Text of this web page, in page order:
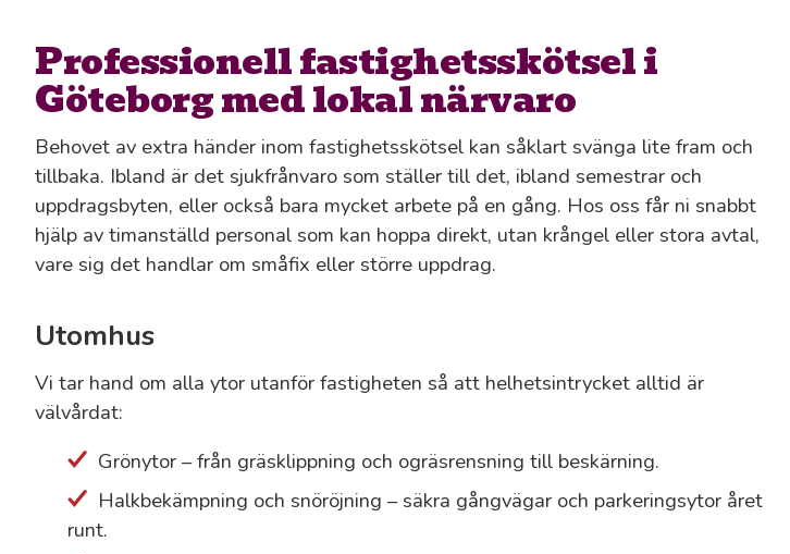
Professionell fastighetsskötsel i
Göteborg med lokal närvaro
Behovet av extra händer inom fastighetsskötsel kan såklart svänga lite fram och
tillbaka. Ibland är det sjukfrånvaro som ställer till det, ibland semestrar och
uppdragsbyten, eller också bara mycket arbete på en gång. Hos oss får ni snabbt
hjälp av timanställd personal som kan hoppa direkt, utan krångel eller stora avtal,
vare sig det handlar om småfix eller större uppdrag.
Utomhus
Vi tar hand om alla ytor utanför fastigheten så att helhetsintrycket alltid är
välvårdat:
Grönytor – från gräsklippning och ogräsrensning till beskärning.
Halkbekämpning och snöröjning – säkra gångvägar och parkeringsytor året
runt.